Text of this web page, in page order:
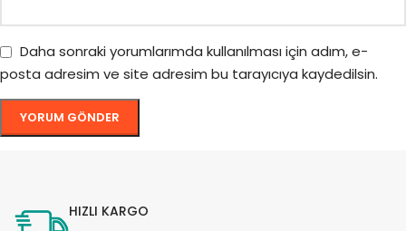
Daha sonraki yorumlarımda kullanılması için adım, e-
posta adresim ve site adresim bu tarayıcıya kaydedilsin.
HIZLI KARGO